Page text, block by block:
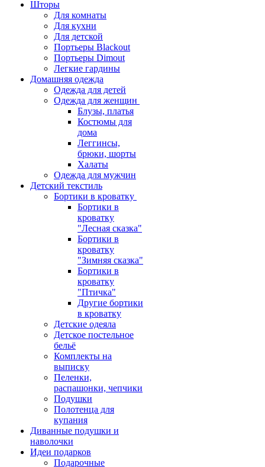
Шторы
Для комнаты
Для кухни
Для детской
Портьеры Blackout
Портьеры Dimout
Легкие гардины
Домашняя одежда
Одежда для детей
Одежда для женщин
Блузы, платья
Костюмы для
дома
Леггинсы,
брюки, шорты
Халаты
Одежда для мужчин
Детский текстиль
Бортики в кроватку
Бортики в
кроватку
"Лесная сказка"
Бортики в
кроватку
"Зимняя сказка"
Бортики в
кроватку
"Птичка"
Другие бортики
в кроватку
Детские одеяла
Детское постельное
бельё
Комплекты на
выписку
Пеленки,
распашонки, чепчики
Подушки
Полотенца для
купания
Диванные подушки и
наволочки
Идеи подарков
Подарочные